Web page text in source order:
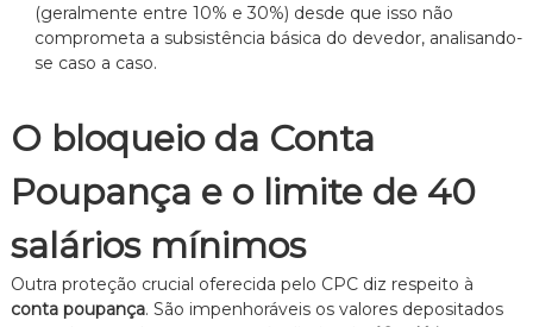
(geralmente entre 10% e 30%) desde que isso não
comprometa a subsistência básica do devedor,analisando-
se caso a caso.
O bloqueio da Conta
Poupança e o limite de 40
salários mínimos
Outra proteção crucial oferecida pelo CPC diz respeito à
conta poupança. São impenhoráveis os valores depositados